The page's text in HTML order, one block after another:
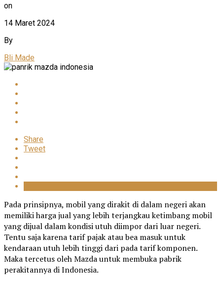
on
14 Maret 2024
By
Bli Made
Share
Tweet
Pada prinsipnya, mobil yang dirakit di dalam negeri akan
memiliki harga jual yang lebih terjangkau ketimbang mobil
yang dijual dalam kondisi utuh diimpor dari luar negeri.
Tentu saja karena tarif pajak atau bea masuk untuk
kendaraan utuh lebih tinggi dari pada tarif komponen.
Maka tercetus oleh Mazda untuk membuka pabrik
perakitannya di Indonesia.